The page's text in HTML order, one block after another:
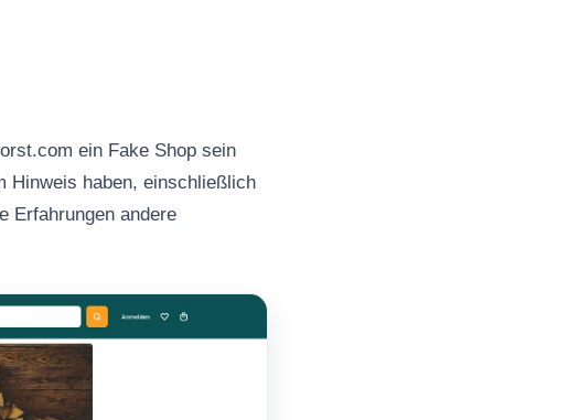
ein Fake Shop sein
Hinweis haben, einschließlich
Erfahrungen andere